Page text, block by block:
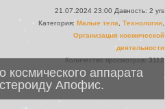
21.07.2024 23:00 Давность: 2 yrs
Категория: Малые тела Технологии
Организация космической
деятельности
Количество просмотров: 3112
космического аппарата
Апофис.